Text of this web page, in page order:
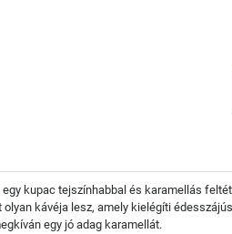
egy kupac tejszínhabbal és karamellás
kávéja lesz, amely kielégíti
egy jó adag karamellát.